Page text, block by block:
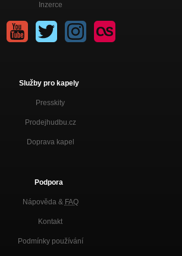
Inzerce
Služby pro kapely
Presskity
Prodejhudbu.cz
Doprava kapel
Podpora
Nápověda & FAQ
Kontakt
Podmínky používání